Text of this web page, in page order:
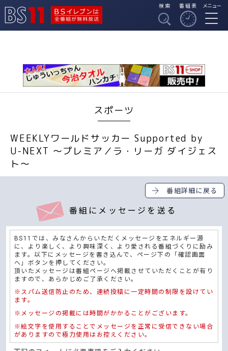
BSイレブンは全番組
検索 番組表 メニュー
スポーツ
WEEKLYワールドサッカー Supported by
U-NEXT ～プレミア／ラ・リーガ ダイジェス
ト～
番組詳細に戻る
番組にメッセージを送る
BS11では、みなさんからいただくメッセージをエネルギー源
に、より楽しく、より興味深く、より愛される番組づくりに励み
ます。以下にメッセージを書き込んで、ページ下の「確認画面
へ」ボタンを押してください。
頂いたメッセージは番組ページへ掲載させていただくことが有り
ますので、あらかじめご了承ください。
※スパム送信防止のため、連続投稿に一定時間の制限を設けてい
ます。
※メッセージの掲載には時間がかかることがございます。
※絵文字を使用することでメッセージを正常に受信できない場合
がありますので極力使用はお控えください。